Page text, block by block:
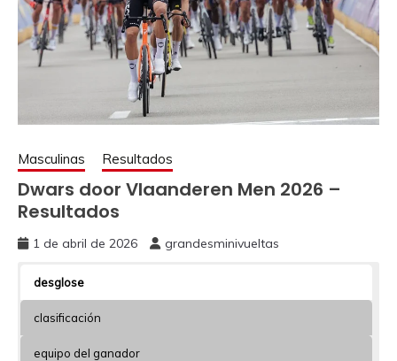
Masculinas Resultados
Dwars door Vlaanderen Men 2026 –
Resultados
1 de abril de 2026 grandesminivueltas
desglose
clasificación
equipo del ganador